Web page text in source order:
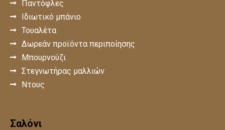
Παντόφλες
Ιδιωτικό μπάνιο
Τουαλέτα
Δωρεάν προϊόντα περιποίησης
Μπουρνούζι
Στεγνωτήρας μαλλιών
Ντους
Σαλόνι